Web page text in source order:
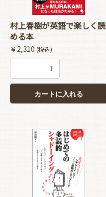
村上春樹が英語で楽しく読
める本
￥2,310 (税込)
カートに入れる
お買い物を続ける